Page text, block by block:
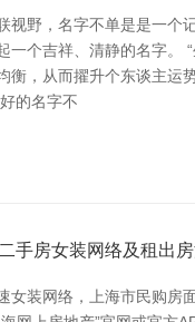
视野，名字不单是是一个
一个吉祥、清静的名字。
衡，从而擢升个东谈主运
的名字不
手房女装网络及租出
女装网络，上海市民购房